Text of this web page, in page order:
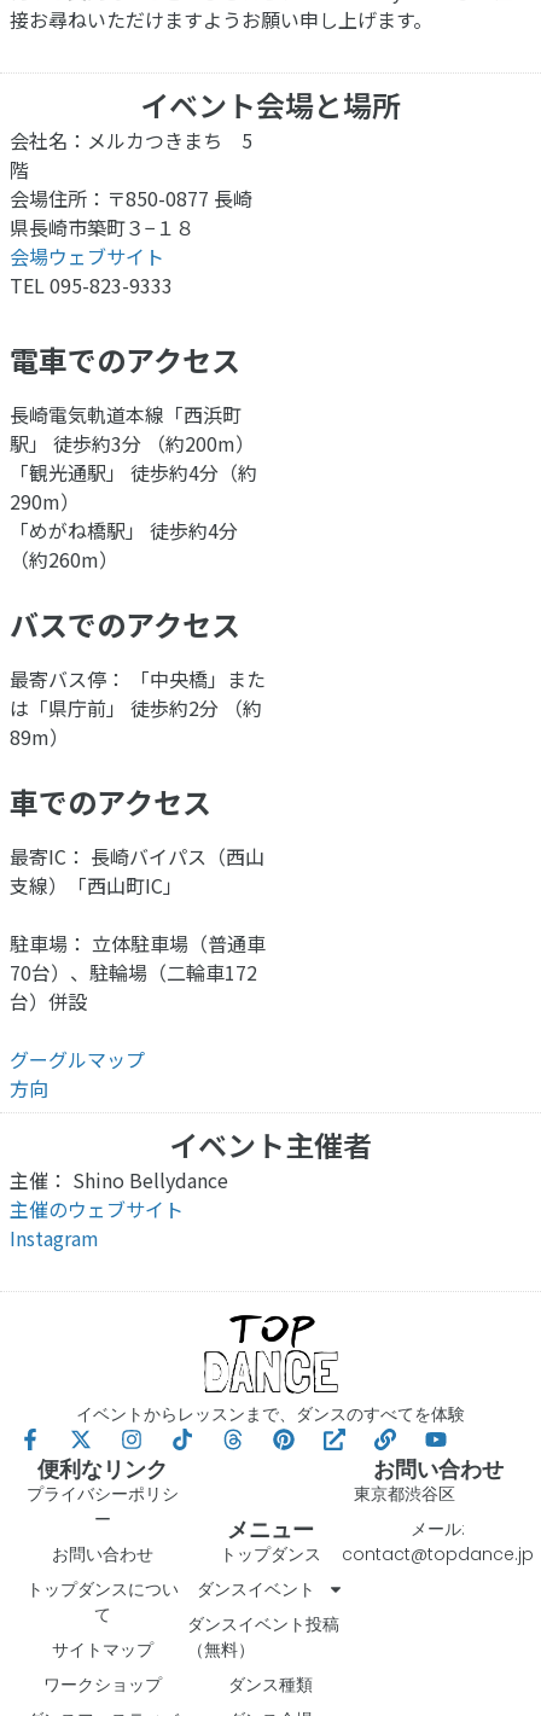
接お尋ねいただけますようお願い申し上げます。
イベント会場と場所
会社名：メルカつきまち 5
階
会場住所：〒850-0877 長崎
県長崎市築町３−１８
会場ウェブサイト
TEL 095-823-9333
電車でのアクセス
長崎電気軌道本線「西浜町
駅」 徒歩約3分 （約200m）
「観光通駅」 徒歩約4分（約
290m）
「めがね橋駅」 徒歩約4分
（約260m）
バスでのアクセス
最寄バス停： 「中央橋」また
は「県庁前」 徒歩約2分 （約
89m）
車でのアクセス
最寄IC： 長崎バイパス（西山
支線）「西山町IC」
駐車場： 立体駐車場（普通車
70台）、駐輪場（二輪車172
台）併設
グーグルマップ
方向
イベント主催者
主催： Shino Bellydance
主催のウェブサイト
Instagram
イベントからレッスンまで、ダンスのすべてを体験
便利なリンク
プライバシーポリシ
ー
お問い合わせ
トップダンスについ
て
サイトマップ
ワークショップ
メニュー
トップダンス
ダンスイベント
ダンスイベント投稿
（無料）
ダンス種類
お問い合わせ
東京都渋谷区
メール:
contact@topdance.jp